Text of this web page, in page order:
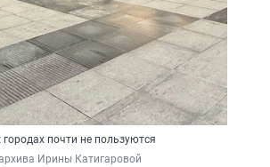
почти не пользуются
Ирины Катигаровой